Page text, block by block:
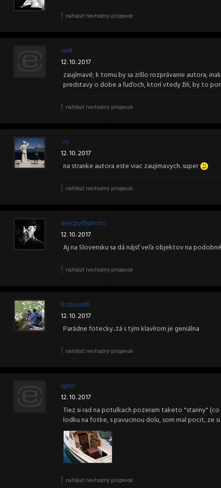
nahlásiť nevhodný príspevok
seifi
12. 10. 2017
zaujímavé; k tomu by sa zišlo rozprávanie autora;
predstavy o dobe a ľuďoch, ktorí vtedy žili, by to
nahlásiť nevhodný príspevok
-rs-
12. 10. 2017
na stranke autora este viac zaujimavych. super
nahlásiť nevhodný príspevok
drecpy©photo
12. 10. 2017
Aj na Slovensku sa dá nájsť veľa objektov na
nahlásiť nevhodný príspevok
Robson65
12. 10. 2017
Parádne fotecky...tá s tým klavírom je geniálna
nahlásiť nevhodný príspevok
igino
12. 10. 2017
Tiez si rad na potulkach pozeram taketo "stariny"
lodku na fotke, s pavucinou dolu, som mal pocit, ze si
nahlásiť nevhodný príspevok